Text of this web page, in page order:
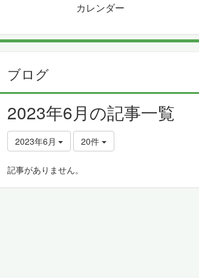
カレンダー
ブログ
2023年6月の記事一覧
2023年6月 20件
記事がありません。